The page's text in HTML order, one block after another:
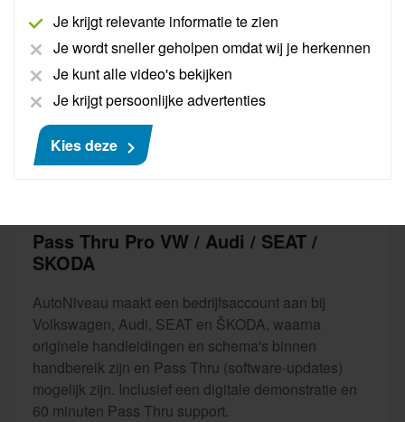
Je krijgt relevante informatie te zien
Je wordt sneller geholpen omdat wij je herkennen
Je kunt alle video's bekijken
Je krijgt persoonlijke advertenties
Kies deze
Pass Thru Pro VW / Audi / SEAT /
SKODA
AutoNiveau maakt een bedrijfsaccount aan bij
Volkswagen, Audi, SEAT en ŠKODA, waarna
originele handleidingen en schema's binnen
handbereik zijn en Pass Thru (software-updates)
mogelijk zijn. Inclusief een digitale demonstratie en
60 minuten Pass Thru support.